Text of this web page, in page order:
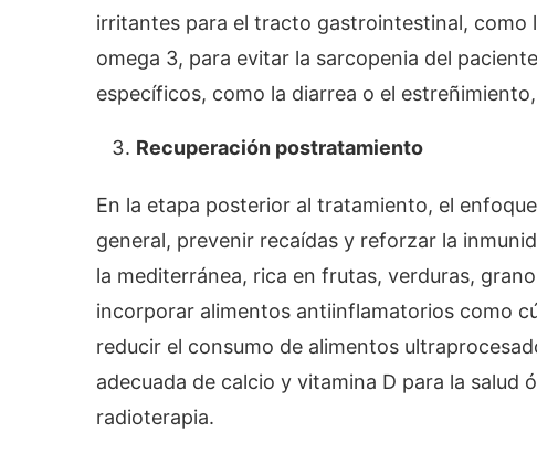
irritantes para el tracto gastrointestinal, como
omega 3, para evitar la sarcopenia del
específicos, como la diarrea o el
Recuperación postratamiento
En la etapa posterior al tratamiento, el
general, prevenir recaídas y reforzar la
la mediterránea, rica en frutas, verduras,
incorporar alimentos antiinflamatorios como
reducir el consumo de alimentos
adecuada de calcio y vitamina D para la salud
radioterapia.